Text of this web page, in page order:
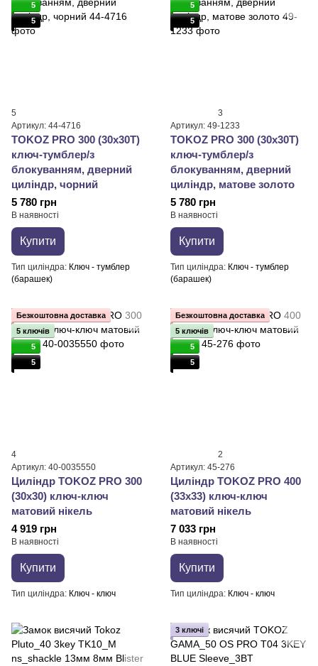
5
5
5
Артикул: 44-4716
TOKOZ PRO 300 (30x30T)
ключ-тумблер/з
блокуванням, дверний
циліндр, чорний
5 780 грн
В наявності
Купити
Тип циліндра Ключ - тумблер
(барашек)
5
5
3
Артикул: 49-1233
TOKOZ PRO 300 (30x30T)
ключ-тумблер/з
блокуванням, дверний
циліндр, матове золото
5 780 грн
В наявності
Купити
Тип циліндра Ключ - тумблер
(барашек)
Безкоштовна доставка
5 ключів
5
5
4
Артикул: 40-0035550
Циліндр TOKOZ PRO 300
(30x30) ключ-ключ
матовий нікель
4 919 грн
В наявності
Купити
Тип циліндра Ключ - ключ
Безкоштовна доставка
5 ключів
5
5
2
Артикул: 45-276
Циліндр TOKOZ PRO 400
(33x33) ключ-ключ
матовий нікель
7 033 грн
В наявності
Купити
Тип циліндра Ключ - ключ
3 ключі